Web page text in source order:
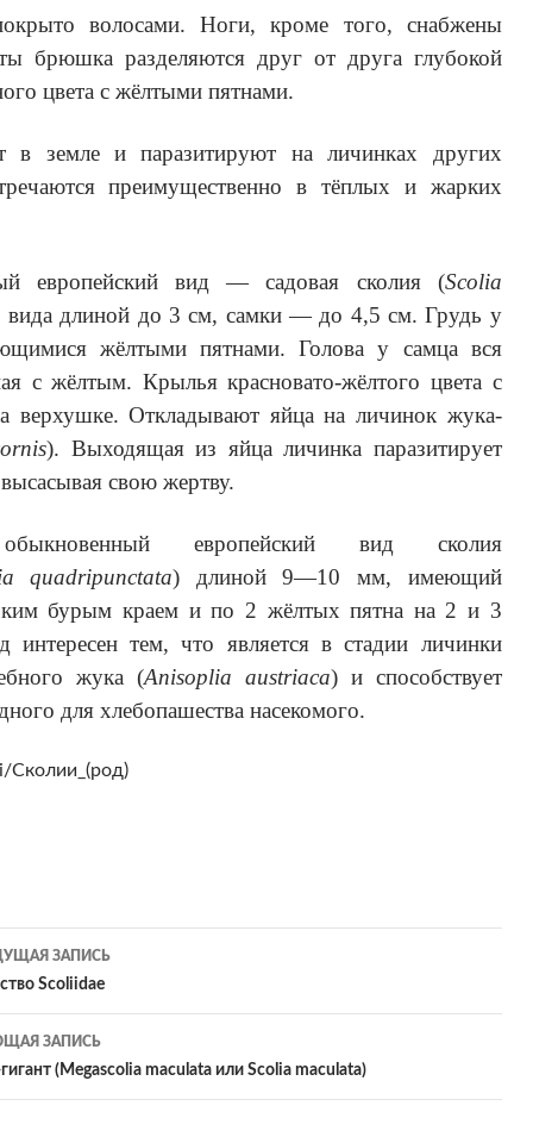
волосами. Ноги, кроме того, снабжены
брюшка разделяются друг от друга глубокой
цвета с жёлтыми пятнами.
в земле и паразитируют на личинках других
преимущественно в тёплых и жарких
европейский вид — садовая сколия (Scolia
вида длиной до 3 см, самки — до 4,5 см. Грудь у
жёлтыми пятнами. Голова у самца вся
с жёлтым. Крылья красновато-жёлтого цвета с
верхушке. Откладывают яйца на личинок жука-
). Выходящая из яйца личинка паразитирует
свою жертву.
европейский вид сколия
quadripunctata) длиной 9—10 мм, имеющий
бурым краем и по 2 жёлтых пятна на 2 и 3
тем, что является в стадии личинки
жука (Anisoplia austriaca) и способствует
для хлебопашества насекомого.
Сколии_(род)
ЗАПИСЬ
Scoliidae
ЗАПИСЬ
(Megascolia maculata или Scolia maculata)